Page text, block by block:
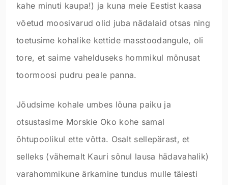
kahe minuti kaupa!) ja kuna meie Eestist kaasa
võetud moosivarud olid juba nädalaid otsas ning
toetusime kohalike kettide masstoodangule, oli
tore, et saime vahelduseks hommikul mõnusat
toormoosi pudru peale panna.
Jõudsime kohale umbes lõuna paiku ja
otsustasime Morskie Oko kohe samal
õhtupoolikul ette võtta. Osalt sellepärast, et
selleks (vähemalt Kauri sõnul lausa hädavahalik)
varahommikune ärkamine tundus mulle täiesti